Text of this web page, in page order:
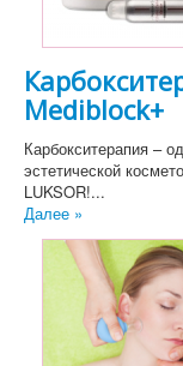
Mediblock+
Карбокситерапия –
эстетической
LUKSOR!...
Далее »